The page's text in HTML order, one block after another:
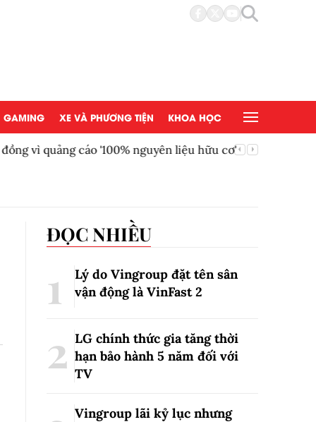
GAMING XE VÀ PHƯƠNG TIỆN KHOA HỌC
vì quảng cáo '100% nguyên liệu hữu cơ'
ĐỌC NHIỀU
Lý do Vingroup đặt tên sân
vận động là VinFast2
LG chính thức gia tăng thời
hạn bảo hành 5 năm đối với
TV
Vingroup lãi kỷ lục nhưng